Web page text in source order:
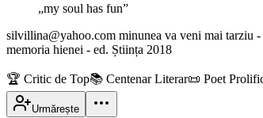
„my soul has fun”
silvillina@yahoo.com minunea va veni mai tarziu
memoria hienei - ed. Știința 2018
🏆 Critic de Top📚 Centenar Literar📜 Poet
Urmărește